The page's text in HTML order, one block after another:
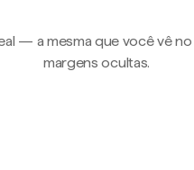
— a mesma que você vê
margens ocultas.